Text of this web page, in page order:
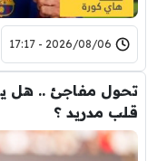
2026/08/06 - 17:17
تحول مفاجئ .. هل
قلب مدريد ؟